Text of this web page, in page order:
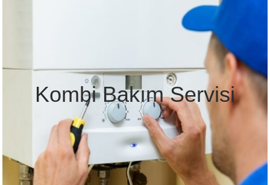
Kombi Bakım Servisi